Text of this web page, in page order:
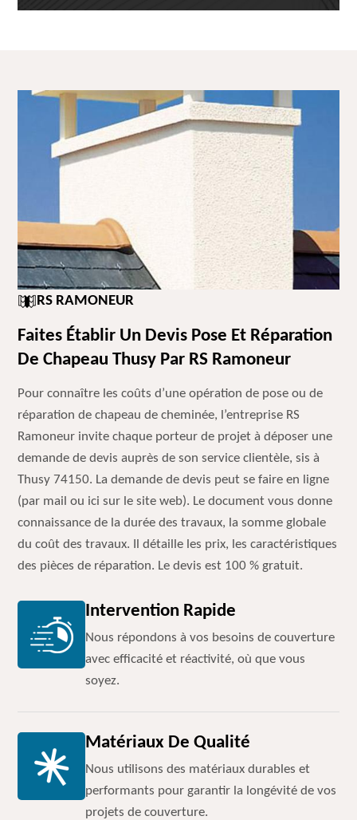
RS RAMONEUR
Faites Établir Un Devis Pose Et Réparation
De Chapeau Thusy Par RS Ramoneur
Pour connaître les coûts d’une opération de pose ou de
réparation de chapeau de cheminée, l’entreprise RS
Ramoneur invite chaque porteur de projet à déposer une
demande de devis auprès de son service clientèle, sis à
Thusy 74150. La demande de devis peut se faire en ligne
(par mail ou ici sur le site web). Le document vous donne
connaissance de la durée des travaux, la somme globale
du coût des travaux. Il détaille les prix, les caractéristiques
des pièces de réparation. Le devis est 100 % gratuit.
Intervention Rapide
Nous répondons à vos besoins de couverture
avec efficacité et réactivité, où que vous
soyez.
Matériaux De Qualité
Nous utilisons des matériaux durables et
performants pour garantir la longévité de vos
projets de couverture.